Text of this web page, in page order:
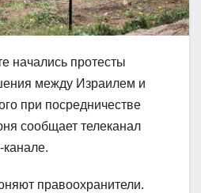
начались протесты
между Израилем и
при посредничестве
сообщает телеканал
канале.
правоохранители.